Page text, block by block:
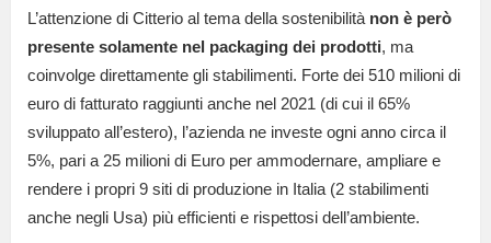
L’attenzione di Citterio al tema della sostenibilità non è però
presente solamente nel packaging dei prodotti, ma
coinvolge direttamente gli stabilimenti. Forte dei 510 milioni di
euro di fatturato raggiunti anche nel 2021 (di cui il 65%
sviluppato all’estero), l’azienda ne investe ogni anno circa il
5%, pari a 25 milioni di Euro per ammodernare, ampliare e
rendere i propri 9 siti di produzione in Italia (2 stabilimenti
anche negli Usa) più efficienti e rispettosi dell’ambiente.